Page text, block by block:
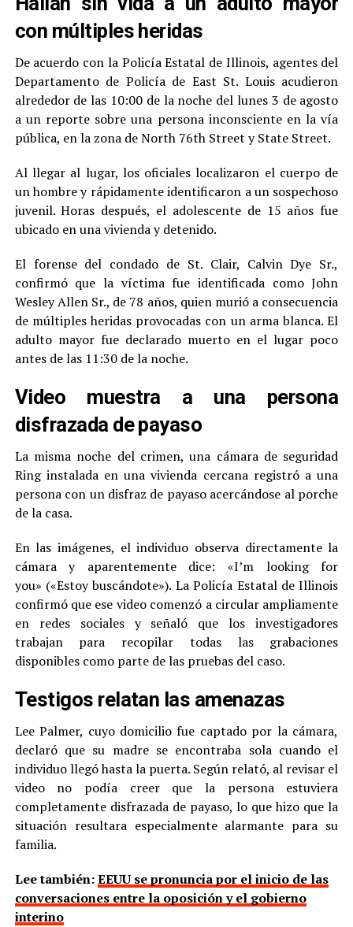
con múltiples heridas
De acuerdo con la Policía Estatal de Illinois, agentes del
Departamento de Policía de East St. Louis acudieron
alrededor de las 10:00 de la noche del lunes 3 de agosto
a un reporte sobre una persona inconsciente en la vía
pública, en la zona de North 76th Street y State Street.
Al llegar al lugar, los oficiales localizaron el cuerpo de
un hombre y rápidamente identificaron a un sospechoso
juvenil. Horas después, el adolescente de 15 años fue
ubicado en una vivienda y detenido.
El forense del condado de St. Clair, Calvin Dye Sr.,
confirmó que la víctima fue identificada como John
Wesley Allen Sr., de 78 años, quien murió a consecuencia
de múltiples heridas provocadas con un arma blanca. El
adulto mayor fue declarado muerto en el lugar poco
antes de las 11:30 de la noche.
Video muestra a una persona
disfrazada de payaso
La misma noche del crimen, una cámara de seguridad
Ring instalada en una vivienda cercana registró a una
persona con un disfraz de payaso acercándose al porche
de la casa.
En las imágenes, el individuo observa directamente la
cámara y aparentemente dice: «I’m looking for
you» («Estoy buscándote»). La Policía Estatal de Illinois
confirmó que ese video comenzó a circular ampliamente
en redes sociales y señaló que los investigadores
trabajan para recopilar todas las grabaciones
disponibles como parte de las pruebas del caso.
Testigos relatan las amenazas
Lee Palmer, cuyo domicilio fue captado por la cámara,
declaró que su madre se encontraba sola cuando el
individuo llegó hasta la puerta. Según relató, al revisar el
video no podía creer que la persona estuviera
completamente disfrazada de payaso, lo que hizo que la
situación resultara especialmente alarmante para su
familia.
Lee también:EEUU se pronuncia por el inicio de las
conversaciones entre la oposición y el gobierno
interino